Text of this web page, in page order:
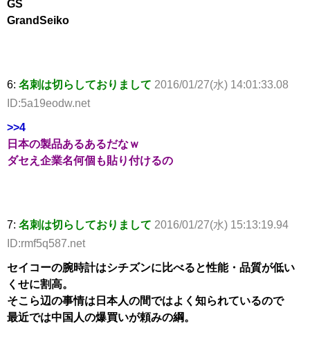
GS
GrandSeiko
6: 名刺は切らしておりまして 2016/01/27(水) 14:01:33.08
ID:5a19eodw.net
>>4
日本の製品あるあるだなｗ
ダセえ企業名何個も貼り付けるの
7: 名刺は切らしておりまして 2016/01/27(水) 15:13:19.94
ID:rmf5q587.net
セイコーの腕時計はシチズンに比べると性能・品質が低い
くせに割高。
そこら辺の事情は日本人の間ではよく知られているので
最近では中国人の爆買いが頼みの綱。